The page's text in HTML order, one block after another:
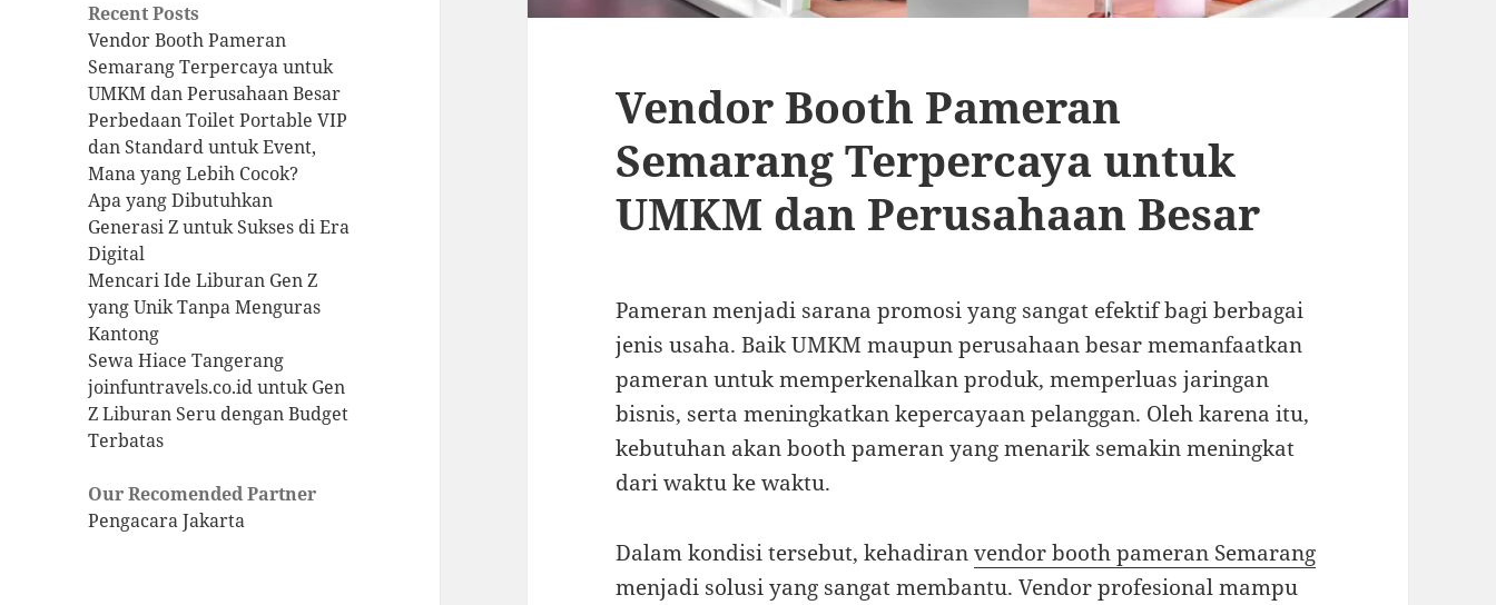
Recent Posts
Vendor Booth Pameran
Semarang Terpercaya untuk
UMKM dan Perusahaan Besar
Perbedaan Toilet Portable VIP
dan Standard untuk Event,
Mana yang Lebih Cocok?
Apa yang Dibutuhkan
Generasi Z untuk Sukses di Era
Digital
Mencari Ide Liburan Gen Z
yang Unik Tanpa Menguras
Kantong
Sewa Hiace Tangerang
joinfuntravels.co.id untuk Gen
Z Liburan Seru dengan Budget
Terbatas
Our Recomended Partner
Pengacara Jakarta
Vendor Booth Pameran
Semarang Terpercaya untuk
UMKM dan Perusahaan Besar
Pameran menjadi sarana promosi yang sangat efektif bagi berbagai
jenis usaha. Baik UMKM maupun perusahaan besar memanfaatkan
pameran untuk memperkenalkan produk, memperluas jaringan
bisnis, serta meningkatkan kepercayaan pelanggan. Oleh karena itu,
kebutuhan akan booth pameran yang menarik semakin meningkat
dari waktu ke waktu.
Dalam kondisi tersebut, kehadiranvendor booth pameran Semarang
menjadi solusi yang sangat membantu. Vendor profesional mampu